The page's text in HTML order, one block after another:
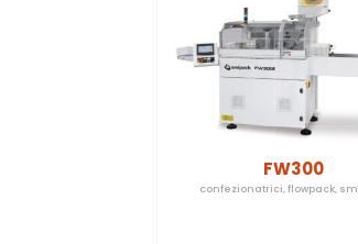
FW300
confezionatrici,flowpack,